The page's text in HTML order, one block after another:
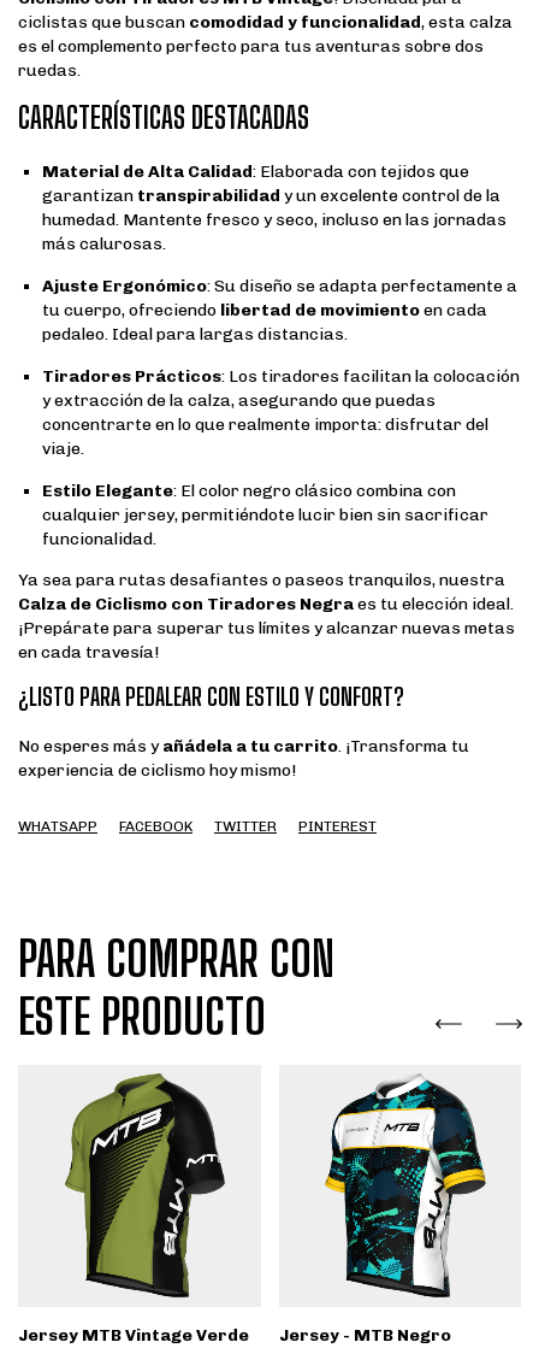
ciclistas que buscan comodidad y funcionalidad, esta calza
es el complemento perfecto para tus aventuras sobre dos
ruedas.
CARACTERÍSTICAS DESTACADAS
Material de Alta Calidad: Elaborada con tejidos que
garantizan transpirabilidad y un excelente control de la
humedad. Mantente fresco y seco, incluso en las jornadas
más calurosas.
Ajuste Ergonómico: Su diseño se adapta perfectamente a
tu cuerpo, ofreciendo libertad de movimientoen cada
pedaleo. Ideal para largas distancias.
Tiradores Prácticos: Los tiradores facilitan la colocación
y extracción de la calza, asegurando que puedas
concentrarte en lo que realmente importa: disfrutar del
viaje.
Estilo Elegante: El color negro clásico combina con
cualquier jersey, permitiéndote lucir bien sin sacrificar
funcionalidad.
Ya sea para rutas desafiantes o paseos tranquilos, nuestra
Calza de Ciclismo con Tiradores Negraes tu elección ideal.
¡Prepárate para superar tus límites y alcanzar nuevas metas
en cada travesía!
¿LISTO PARA PEDALEAR CON ESTILO Y CONFORT?
No esperes más yañádela a tu carrito. ¡Transforma tu
experiencia de ciclismo hoy mismo!
WHATSAPP FACEBOOK TWITTER PINTEREST
PARA COMPRAR CON
ESTE PRODUCTO
Jersey MTB Vintage Verde
Jersey - MTB Negro